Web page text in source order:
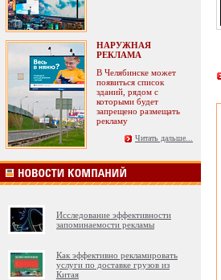
НАРУЖНАЯ
РЕКЛАМА
В Челябинске может
появиться список
зданий, рядом с
которыми будет
запрещено размещать
рекламу
Читать дальше...
Исследование эффективности
запоминаемости рекламы
Как эффективно рекламировать
услуги по доставке грузов из
Китая